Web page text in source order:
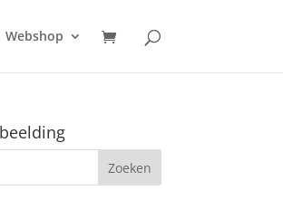
Webshop